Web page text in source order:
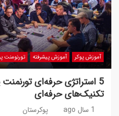
آموزش پوکر آموزش پیشرفته تورنومنت
5 استراتژی حرفه‌ای
تکنیک‌های حرفه‌ای
1 سال ago پوکرستان